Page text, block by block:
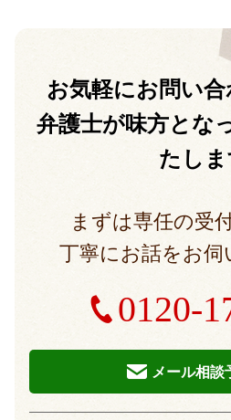
お気軽にお問い
弁護士が味方とな
たし
まずは専任の受
丁寧にお話をお伺
0120-
メール相談